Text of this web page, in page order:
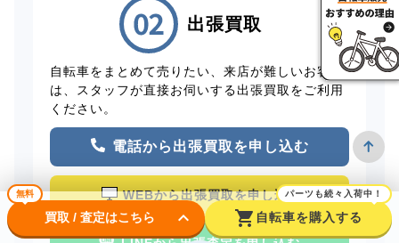
出張買取
自転車をまとめて売りたい、来店が難しいお客様
は、スタッフが直接お伺いする出張買取をご利用
ください。
電話から出張買取を申し込む
WEBから出張買取を申し込む
無料
買取 / 査定はこちら keyboard_arrow_down shopping_cart
パーツも続々入荷中！
自転車を購入する